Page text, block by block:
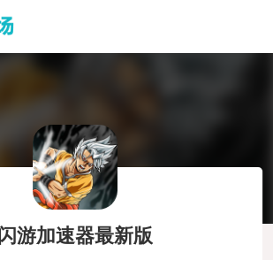
闪游加速器最新版